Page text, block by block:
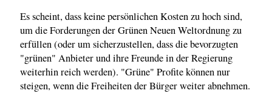
Es scheint, dass keine persönlichen Kosten zu hoch sind,
um die Forderungen der Grünen Neuen Weltordnung zu
erfüllen (oder um sicherzustellen, dass die bevorzugten
"grünen" Anbieter und ihre Freunde in der Regierung
weiterhin reich werden). "Grüne" Profite können nur
steigen, wenn die Freiheiten der Bürger weiter abnehmen.